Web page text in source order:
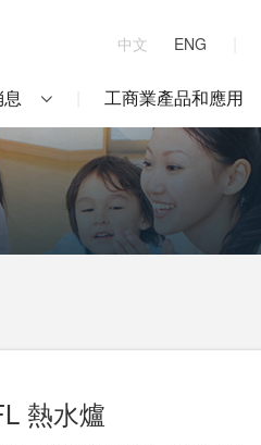
中文 ENG
工商業產品和應用
熱水爐